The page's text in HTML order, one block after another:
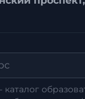
каталог